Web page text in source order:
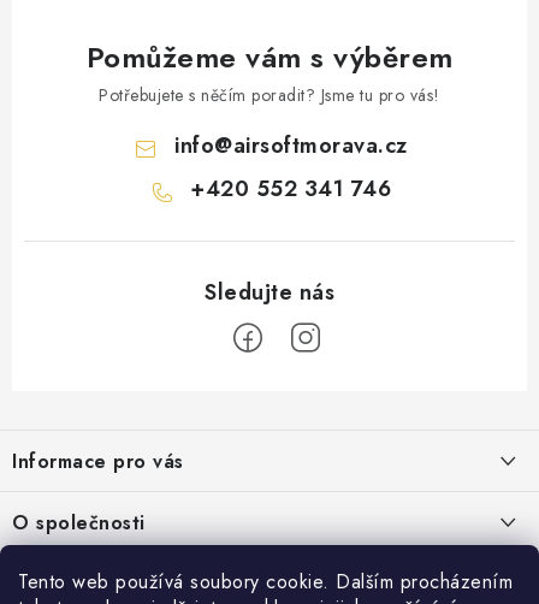
Tento web používá soubory cookie. Dalším procházením
Pomůžeme vám s výběrem
Potřebujete s něčím poradit? Jsme tu pro vás!
info@airsoftmorava.cz
+420 552 341 746
p
a
t
Informace pro vás
Podmínky ochrany osobních údajů
Reklamace
O společnosti
O nás
AirsoftMorava.cz